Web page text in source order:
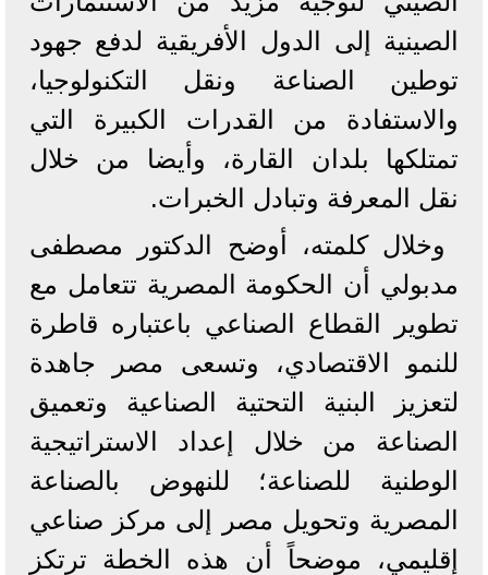
الصينية إلى الدول الأفريقية لدفع جهود
توطين الصناعة ونقل التكنولوجيا،
والاستفادة من القدرات الكبيرة التي
تمتلكها بلدان القارة، وأيضا من خلال
نقل المعرفة وتبادل الخبرات.
وخلال كلمته، أوضح الدكتور مصطفى
مدبولي أن الحكومة المصرية تتعامل مع
تطوير القطاع الصناعي باعتباره قاطرة
للنمو الاقتصادي، وتسعى مصر جاهدة
لتعزيز البنية التحتية الصناعية وتعميق
الصناعة من خلال إعداد الاستراتيجية
الوطنية للصناعة؛ للنهوض بالصناعة
المصرية وتحويل مصر إلى مركز صناعي
إقليمي، موضحاً أن هذه الخطة ترتكز